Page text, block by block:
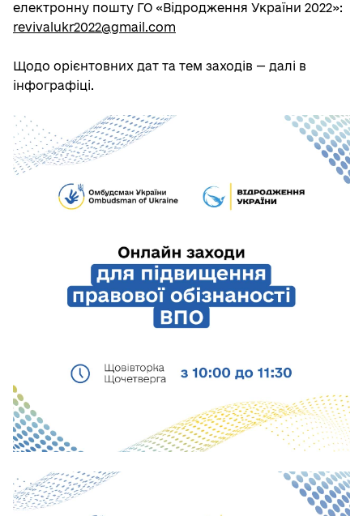
електронну пошту ГО «Відродження України 2022»:
revivalukr2022@gmail.com
Щодо орієнтовних дат та тем заходів — далі в
інфографіці.